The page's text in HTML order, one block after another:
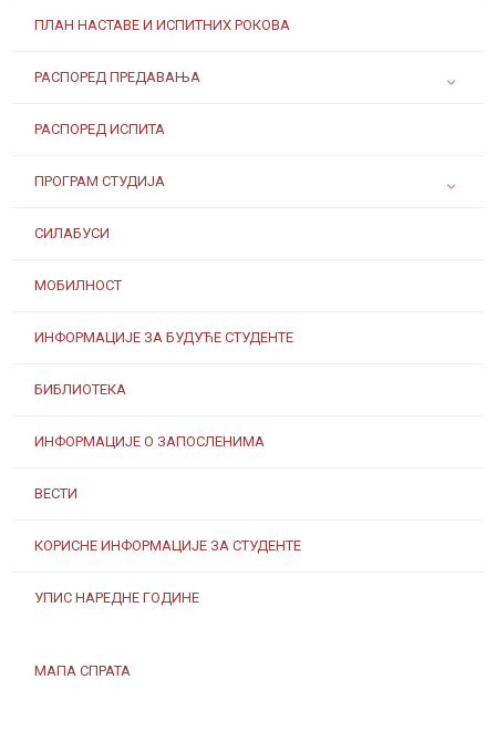
ПЛАН НАСТАВЕ И ИСПИТНИХ РОКОВА
РАСПОРЕД ПРЕДАВАЊА
РАСПОРЕД ИСПИТА
ПРОГРАМ СТУДИЈА
СИЛАБУСИ
МОБИЛНОСТ
ИНФОРМАЦИЈЕ ЗА БУДУЋЕ СТУДЕНТЕ
БИБЛИОТЕКА
ИНФОРМАЦИЈЕ О ЗАПОСЛЕНИМА
ВЕСТИ
КОРИСНЕ ИНФОРМАЦИЈЕ ЗА СТУДЕНТЕ
УПИС НАРЕДНЕ ГОДИНЕ
МАПА СПРАТА